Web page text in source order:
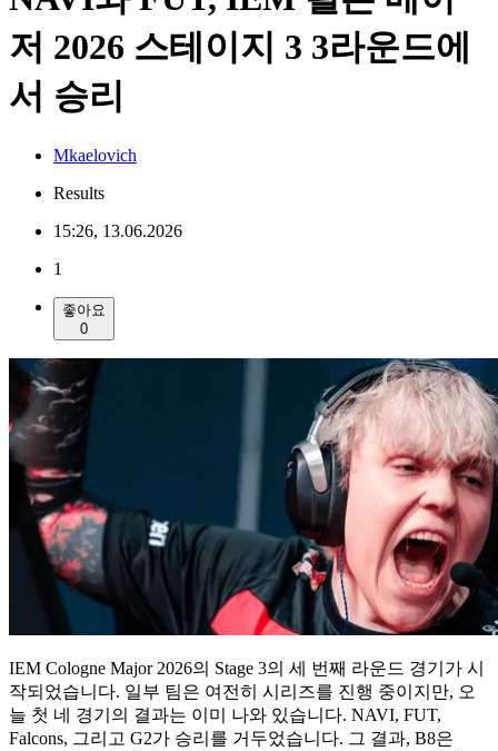
저 2026 스테이지 3 3라운드에
서 승리
Mkaelovich
Results
15:26, 13.06.2026
1
좋아요
0
IEM Cologne Major 2026의 Stage 3의 세 번째 라운드 경기가 시
작되었습니다. 일부 팀은 여전히 시리즈를 진행 중이지만, 오
늘 첫 네 경기의 결과는 이미 나와 있습니다. NAVI, FUT,
Falcons, 그리고 G2가 승리를 거두었습니다. 그 결과, B8은